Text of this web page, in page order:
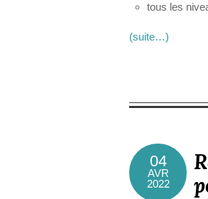
tous les
(suite…)
04
AVR
2022